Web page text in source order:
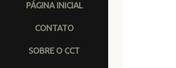
PÁGINA INICIAL
CONTATO
SOBRE O CCT